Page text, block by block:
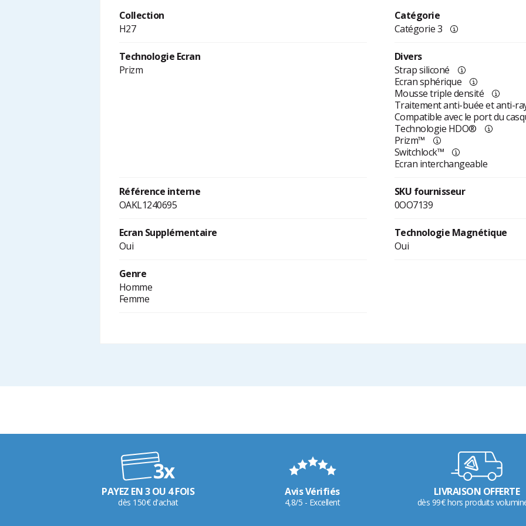
Collection
H27
Catégorie
Catégorie 3
Technologie Ecran
Prizm
Divers
Strap siliconé
Ecran sphérique
Mousse triple densité
Traitement anti-buée et anti-
Compatible avec le port du
Technologie HDO®
Prizm™
Switchlock™
Ecran interchangeable
Référence interne
OAKL1240695
SKU fournisseur
0OO7139
Ecran Supplémentaire
Oui
Technologie Magnétique
Oui
Genre
Homme
Femme
PAYEZ EN 3 OU 4 FOIS
dès 150€ d'achat
Avis Vérifiés
4,8/5 - Excellent
LIVRAISON OFFERTE
dès 99€ hors produits